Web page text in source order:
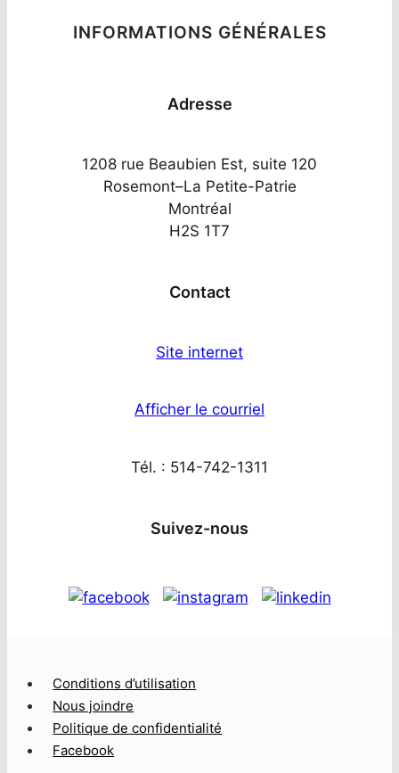
INFORMATIONS GÉNÉRALES
Adresse
1208 rue Beaubien Est, suite 120
Rosemont–La Petite-Patrie
Montréal
H2S 1T7
Contact
Site internet
Afficher le courriel
Tél. : 514-742-1311
Suivez-nous
Conditions d’utilisation
Nous joindre
Politique de confidentialité
Facebook